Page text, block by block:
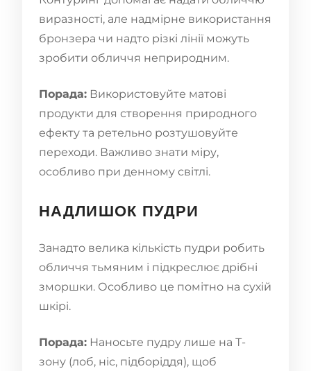
виразності, але надмірне використання
бронзера чи надто різкі лінії можуть
зробити обличчя неприродним.
Порада: Використовуйте матові
продукти для створення природного
ефекту та ретельно розтушовуйте
переходи. Важливо знати міру,
особливо при денному світлі.
НАДЛИШОК ПУДРИ
Занадто велика кількість пудри робить
обличчя тьмяним і підкреслює дрібні
зморшки. Особливо це помітно на сухій
шкірі.
Порада: Наносьте пудру лише на Т-
зону (лоб, ніс, підборіддя), щоб